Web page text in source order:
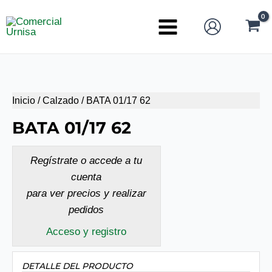
al
Main
Inicio /Calzado / BATA 01/17 62
BATA 01/17 62
Regístrate o accede a tu
cuenta
para ver precios y realizar
pedidos
Acceso y registro
DETALLE DEL PRODUCTO